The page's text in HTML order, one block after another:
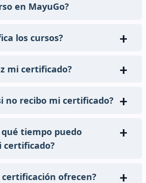
en MayuGo?
los cursos?
mi certificado?
no recibo mi certificado?
qué tiempo puedo
certificado?
ofrecen?